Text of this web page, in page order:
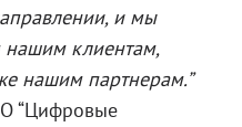
и мы
клиентам,
нашим партнерам.”
“Цифровые